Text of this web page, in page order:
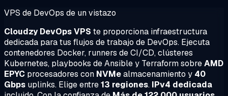
VPS de DevOps de un vistazo
Cloudzy DevOps VPS te proporciona infraestructura
dedicada para tus flujos de trabajo de DevOps. Ejecuta
contenedores Docker, runners de CI/CD, clústeres
Kubernetes, playbooks de Ansible y Terraform sobreAMD
EPYC procesadores con NVMealmacenamiento y 40
Gbps uplinks. Elige entre13 regiones. IPv4 dedicada